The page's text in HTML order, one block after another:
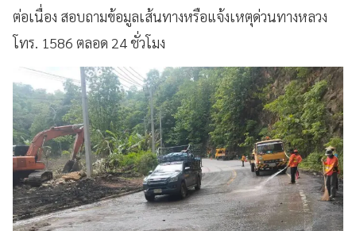
ต่อเนื่อง สอบถามข้อมูลเส้นทางหรือแจ้งเหตุด่วนทางหลวง
โทร. 1586 ตลอด 24 ชั่วโมง